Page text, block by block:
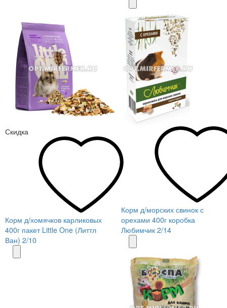
Скидка
Корм д/хомячков карликовых
400г пакет Little One (Литтл
Ван) 2/10
Корм д/морских свинок с
орехами 400г коробка
Любимчик 2/14